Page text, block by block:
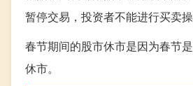
暂停交易，投资者不能进行买卖操
春节期间的股市休市是因为春节
休市。